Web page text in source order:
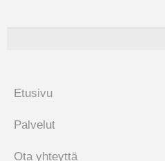
Etusivu
Palvelut
Ota yhteyttä